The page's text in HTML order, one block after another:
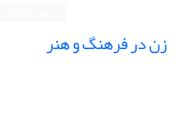
زن در فرهنگ و هنر